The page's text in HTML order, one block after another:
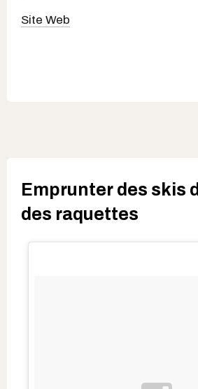
Site Web
Emprunter des skis
des raquettes